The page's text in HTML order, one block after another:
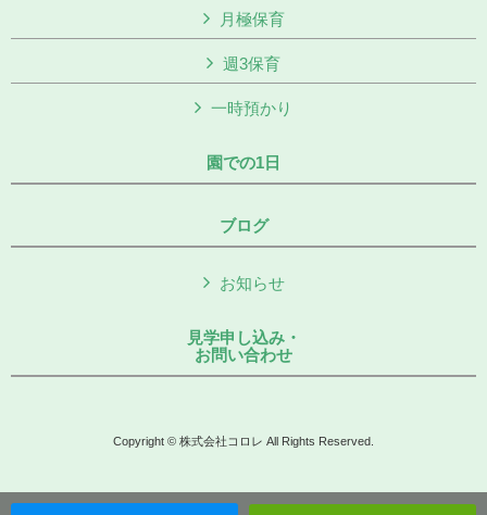
月極保育
週3保育
一時預かり
園での1日
ブログ
お知らせ
見学申し込み・
お問い合わせ
Copyright © 株式会社コロレ All Rights Reserved.